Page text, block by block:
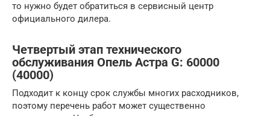
то нужно будет обратиться в сервисный центр
официального дилера.
Четвертый этап технического
обслуживания Опель Астра G: 60000
(40000)
Подходит к концу срок службы многих расходников,
поэтому перечень работ может существенно